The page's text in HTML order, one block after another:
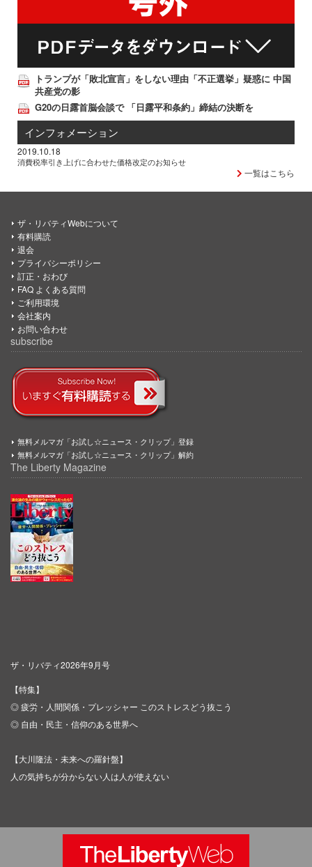
トランプが「敗北宣言」をしない理由「不正選挙」疑惑に 中国
共産党の影
G20の日露首脳会談で 「日露平和条約」締結の決断を
インフォメーション
2019.10.18
消費税率引き上げに合わせた価格改定のお知らせ
一覧はこちら
ザ・リバティWebについて
有料購読
退会
プライバシーポリシー
訂正・おわび
FAQ よくある質問
ご利用環境
会社案内
お問い合わせ
subscribe
無料メルマガ「お試し☆ニュース・クリップ」登録
無料メルマガ「お試し☆ニュース・クリップ」解約
The Liberty Magazine
ザ・リバティ2026年9月号
【特集】
◎ 疲労・人間関係・プレッシャー このストレスどう抜こう
◎ 自由・民主・信仰のある世界へ
【大川隆法・未来への羅針盤】
人の気持ちが分からない人は人が使えない